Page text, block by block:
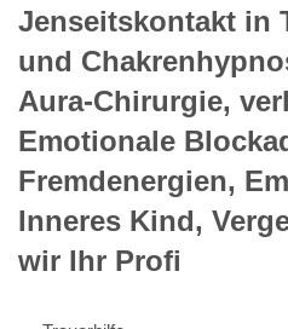
Jenseitskontakt in
und
Aura-Chirurgie,
Emotionale
Fremdenergien,
Inneres Kind,
wir Ihr Profi